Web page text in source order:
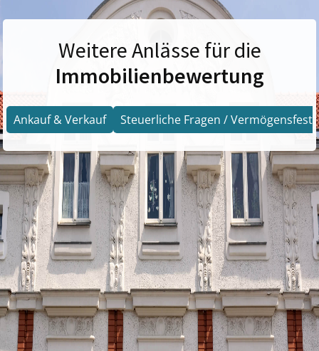
Weitere Anlässe für die
Immobilienbewertung
Ankauf & Verkauf Steuerliche Fragen /